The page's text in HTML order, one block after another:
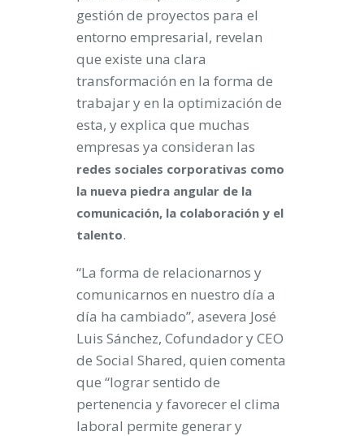
gestión de proyectos para el
entorno empresarial, revelan
que existe una clara
transformación en la forma de
trabajar y en la optimización de
esta, y explica que muchas
empresas ya consideran las
redes sociales corporativas como
la nueva piedra angular de la
comunicación, la colaboración y el
talento.
“La forma de relacionarnos y
comunicarnos en nuestro día a
día ha cambiado”, asevera José
Luis Sánchez, Cofundador y CEO
de Social Shared, quien comenta
que “lograr sentido de
pertenencia y favorecer el clima
laboral permite generar y